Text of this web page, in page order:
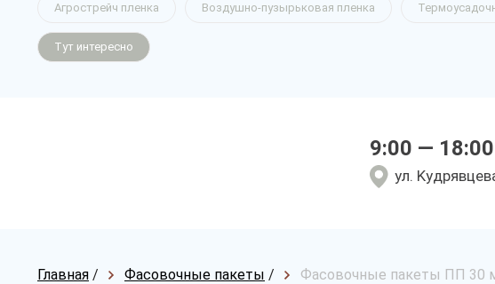
Агрострейч пленка Воздушно-пузырьковая пленка
Тут интересно
9:00 — 18:00
yл.
Главная / Фасовочные пакеты / Фасовочные пакеты ПП 30